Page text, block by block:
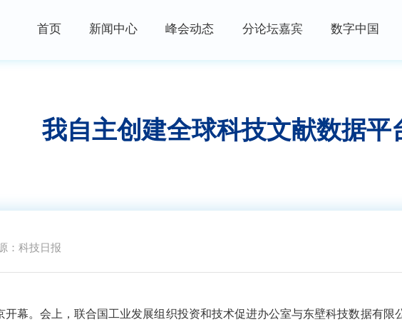
首页 新闻中心
视频播报
峰会动态
创新大赛
主宾省
分论坛嘉宾 数字中国
数字企业+
政策解读
行业资讯
我自主创建全球科技文献数据平
：科技日报
。会上，联合国工业发展组织投资和技术促进办公室与东壁科技数据有限